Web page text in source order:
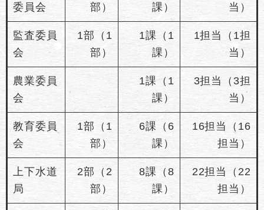
委員会
部）
課）
当）
監査委員
会
1部（1
部）
1課（1
課）
1担当（1担
当）
農業委員
会
1課（1
課）
3担当（3担
当）
教育委員
会
1部（1
部）
6課（6
課）
16担当（16
担当）
上下水道
局
2部（2
部）
8課（8
課）
22担当（22
担当）